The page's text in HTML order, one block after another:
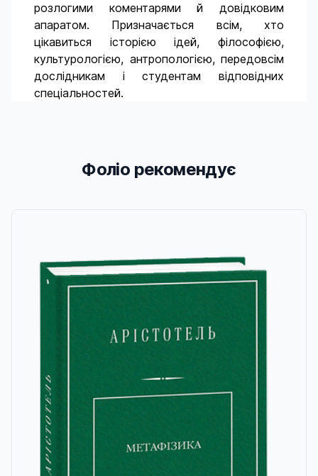
розлогими коментарями й довідковим
апаратом. Призначається всім, хто
цікавиться історією ідей, філософією,
культурологією, антропологією, передовсім
дослідникам і студентам відповідних
спеціальностей.
Фоліо рекомендує